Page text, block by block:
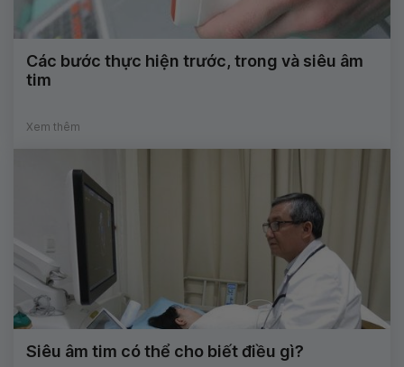
Các bước thực hiện trước, trong và siêu âm
tim
Xem thêm
Siêu âm tim có thể cho biết điều gì?